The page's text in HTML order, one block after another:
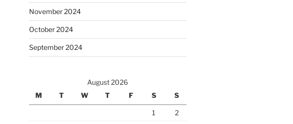
November 2024
October 2024
September 2024
August 2026
M
T W T F S S
1
2